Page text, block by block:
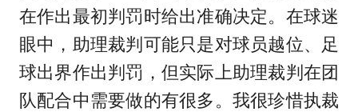
在作出最初判罚时给出准确决定。在球迷
眼中，助理裁判可能只是对球员越位、足
球出界作出判罚，但实际上助理裁判在团
队配合中需要做的有很多。我很珍惜执裁